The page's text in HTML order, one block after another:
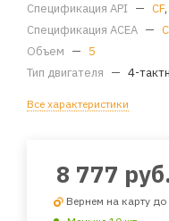
Спецификация API — CF,
Спецификация ACEA —
Объем — 5
Тип двигателя — 4-
Все характеристики
8 777 руб.
Вернем на карту